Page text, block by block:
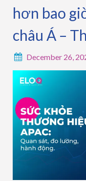
hơn bao
châu Á –
December 26,